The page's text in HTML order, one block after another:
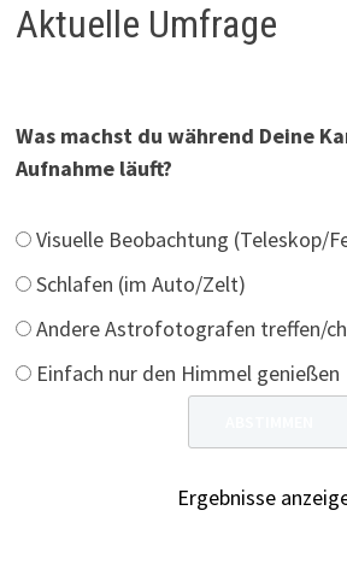
Aktuelle Umfrage
Was machst du während Deine
Aufnahme läuft?
Visuelle Beobachtung (Teleskop/
Schlafen (im Auto/Zelt)
Andere Astrofotografen treffen/
Einfach nur den Himmel genießen
Ergebnisse